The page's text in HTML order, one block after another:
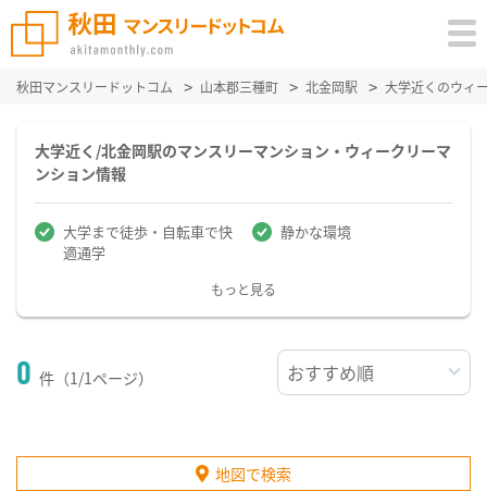
秋田マンスリードットコム 山本郡三種町 北金岡駅 大学近くのウィ
大学近く/北金岡駅のマンスリーマンション・ウィークリーマ
ンション情報
大学まで徒歩・自転車で快
適通学
静かな環境
もっと見る
0 件（1/1ページ）
地図で検索